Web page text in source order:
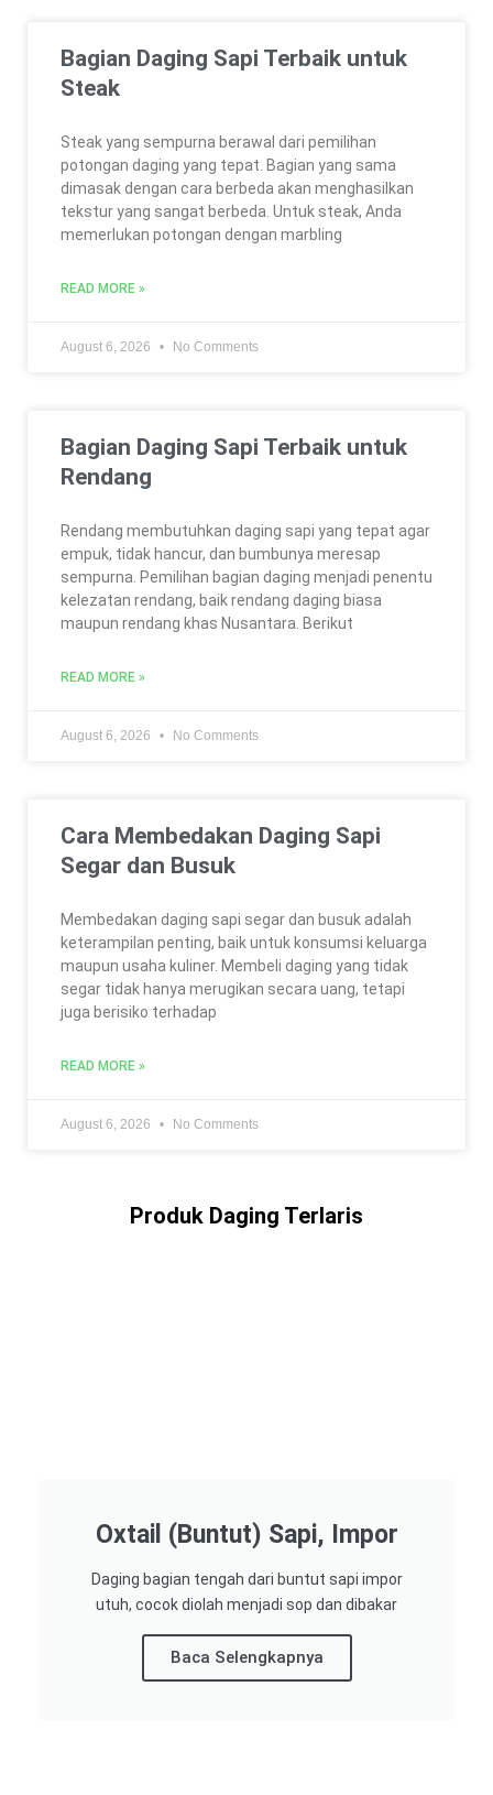
Bagian Daging Sapi Terbaik untuk
Steak
Steak yang sempurna berawal dari pemilihan
potongan daging yang tepat. Bagian yang sama
dimasak dengan cara berbeda akan menghasilkan
tekstur yang sangat berbeda. Untuk steak, Anda
memerlukan potongan dengan marbling
READ MORE »
August 6, 2026 No Comments
Bagian Daging Sapi Terbaik untuk
Rendang
Rendang membutuhkan daging sapi yang tepat agar
empuk, tidak hancur, dan bumbunya meresap
sempurna. Pemilihan bagian daging menjadi penentu
kelezatan rendang, baik rendang daging biasa
maupun rendang khas Nusantara. Berikut
READ MORE »
August 6, 2026 No Comments
Cara Membedakan Daging Sapi
Segar dan Busuk
Membedakan daging sapi segar dan busuk adalah
keterampilan penting, baik untuk konsumsi keluarga
maupun usaha kuliner. Membeli daging yang tidak
segar tidak hanya merugikan secara uang, tetapi
juga berisiko terhadap
READ MORE »
August 6, 2026 No Comments
Produk Daging Terlaris
Oxtail (Buntut) Sapi, Impor
Daging bagian tengah dari buntut sapi impor
utuh, cocok diolah menjadi sop dan dibakar
Baca Selengkapnya